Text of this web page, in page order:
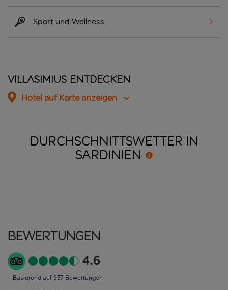
Sport und Wellness
Villasimius entdecken
Hotel auf Karte anzeigen
DURCHSCHNITTSWETTER IN
SARDINIEN
Bewertungen
4.6
Basierend auf 937 Bewertungen